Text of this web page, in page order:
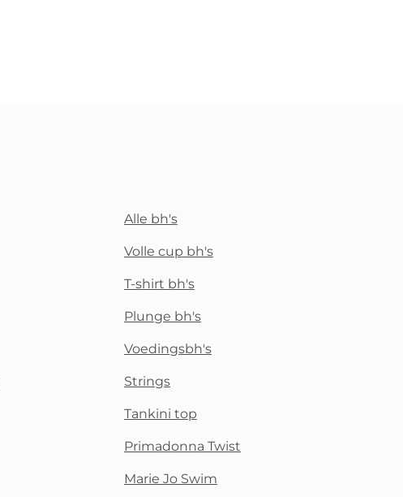
Alle bh's
Volle cup bh's
T-shirt bh's
Plunge bh's
Voedingsbh's
Strings
Tankini top
Primadonna Twist
Marie Jo Swim